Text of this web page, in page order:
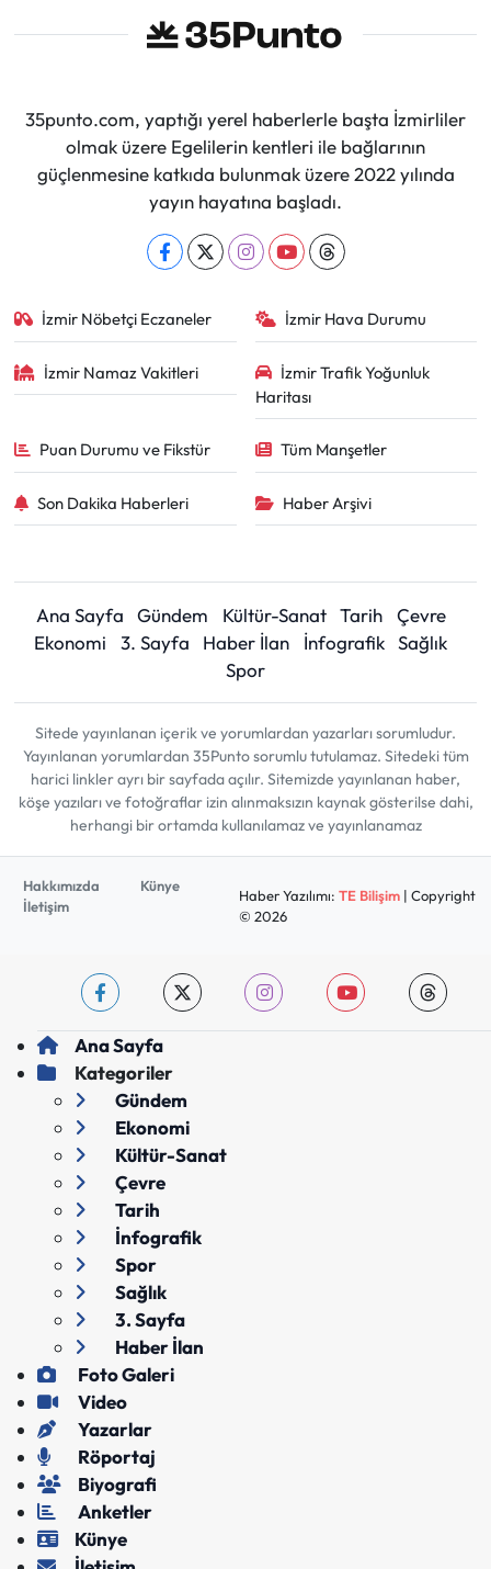
35punto.com, yaptığı yerel haberlerle başta İzmirliler
olmak üzere Egelilerin kentleri ile bağlarının
güçlenmesine katkıda bulunmak üzere 2022 yılında
yayın hayatına başladı.
İzmir Nöbetçi Eczaneler İzmir Hava Durumu
İzmir Namaz Vakitleri
İzmir Trafik Yoğunluk
Haritası
Puan Durumu ve Fikstür Tüm Manşetler
Son Dakika Haberleri Haber Arşivi
Ana Sayfa Gündem Kültür-Sanat Tarih
Çevre
Ekonomi
3. Sayfa Haber İlan İnfografik Sağlık
Spor
Sitede yayınlanan içerik ve yorumlardan yazarları sorumludur.
Yayınlanan yorumlardan 35Punto sorumlu tutulamaz. Sitedeki tüm
harici linkler ayrı bir sayfada açılır. Sitemizde yayınlanan haber,
köşe yazıları ve fotoğraflar izin alınmaksızın kaynak gösterilse dahi,
herhangi bir ortamda kullanılamaz ve yayınlanamaz
Hakkımızda
Künye
İletişim
Haber Yazılımı: TE Bilişim| Copyright
© 2026
Ana Sayfa
Kategoriler
Gündem
Ekonomi
Kültür-Sanat
Çevre
Tarih
İnfografik
Spor
Sağlık
3. Sayfa
Haber İlan
Foto Galeri
Video
Yazarlar
Röportaj
Biyografi
Anketler
Künye